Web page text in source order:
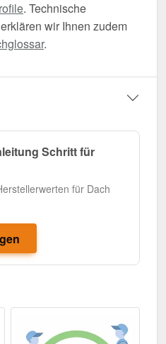
. Technische
wir Ihnen zudem
.
Schritt für
für Dach